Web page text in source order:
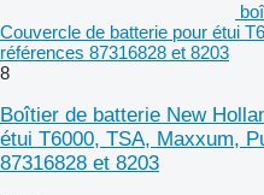
Couvercle de batterie pour étui
références 87316828 et 8203
8
Boîtier de batterie New
étui T6000, TSA, Maxxum,
87316828 et 8203